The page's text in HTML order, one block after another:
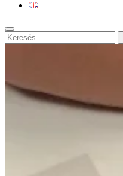
Keresés
Keresés: